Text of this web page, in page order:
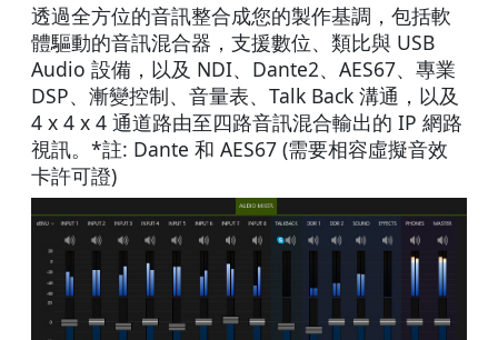
透過全方位的音訊整合成您的製作基調，包括軟
體驅動的音訊混合器，支援數位、類比與 USB
Audio 設備，以及 NDI、Dante2、AES67、專業
DSP、漸變控制、音量表、Talk Back 溝通，以及
4 x 4 x 4 通道路由至四路音訊混合輸出的 IP 網路
視訊。*註: Dante 和 AES67 (需要相容虛擬音效
卡許可證)